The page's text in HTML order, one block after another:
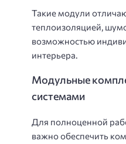
Такие модули
теплоизоляцией,
возможностью
интерьера.
Модульные
системами
Для полноценной
важно обеспечить